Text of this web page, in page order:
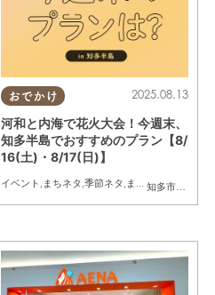
おでかけ
知多市
,東浦町
2025.08.13
河和と内海で花火大会！今週末、
知多半島でおすすめのプラン【8/
16(土)・8/17(日)】
イベント まちネタ ,季節ネタ まとめ記事